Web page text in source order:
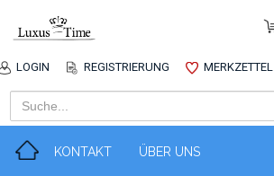
LOGIN REGISTRIERUNG MERKZETTEL
KONTAKT ÜBER UNS